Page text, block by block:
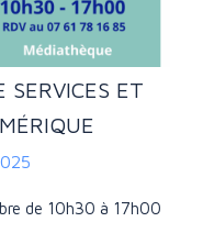
SERVICES ET
de 10h30 à 17h00